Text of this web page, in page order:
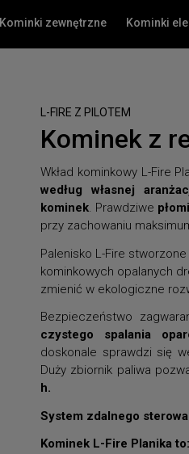
Kominki zewnętrzne Kominki
L-FIRE Z PILOTEM
Kominek z
Wkład kominkowy L-Fire
według własnej
kominek. Prawdziwe
przy zachowaniu
Palenisko L-Fire
kominkowych opalanych
zmienić w ekologiczne
Bezpieczeństwo
czystego spalania
doskonale sprawdzi się
Duży zbiornik paliwa
h.
System zdalnego
Kominek L-Fire Planika to: